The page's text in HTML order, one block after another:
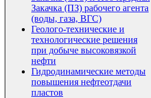
Закачка (ПЗ) рабочего агента
(воды, газа, ВГС)
Геолого-технические и
технологические решения
при добыче высоковязкой
нефти
Гидродинамические методы
повышения нефтеотдачи
пластов